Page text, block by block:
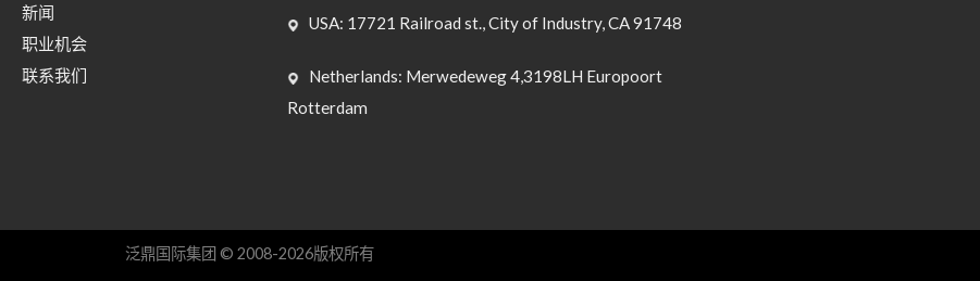
新闻
职业机会
联系我们
USA: 17721 Railroad st., City of Industry, CA 91748
Netherlands: Merwedeweg 4,3198LH Europoort
Rotterdam
泛鼎国际集团 © 2008-2026版权所有